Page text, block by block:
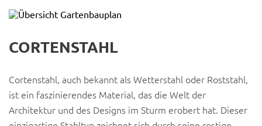
CORTENSTAHL
Cortenstahl, auch bekannt als Wetterstahl oder Roststahl,
ist ein faszinierendes Material, das die Welt der
Architektur und des Designs im Sturm erobert hat. Dieser